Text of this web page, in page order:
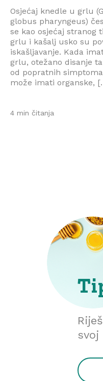
Osjećaj knedle u grlu
globus pharyngeus)
se kao osjećaj stranog
grlu i kašalj usko su
iskašljavanje. Kada
grlu, otežano disanje
od popratnih
može imati organske,
4 min čitanja
svoj